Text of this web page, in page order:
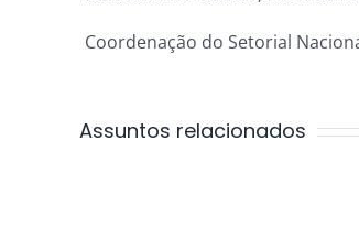
Coordenação do Setorial
Assuntos relacionados